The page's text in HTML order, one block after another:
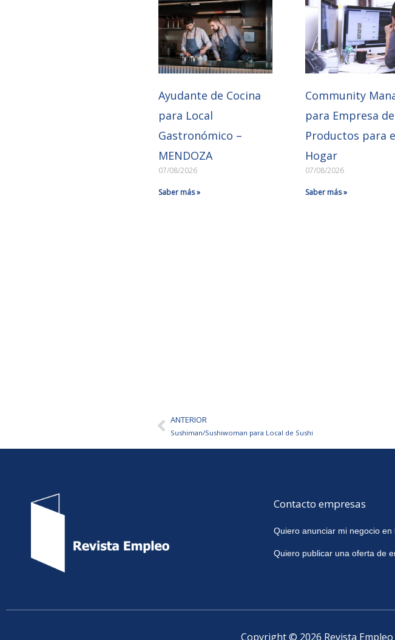
Ayudante de Cocina
para Local
Gastronómico –
MENDOZA
07/08/2026
Saber más »
Community
para Empresa de
Productos para
Hogar
07/08/2026
Saber más »
AntANTERIOR
Sushiman/Sushiwoman para Local de Sushi
Contacto empresas
Quiero anunciar mi negocio en
Quiero publicar una oferta de
Copyright © 2026 Revista